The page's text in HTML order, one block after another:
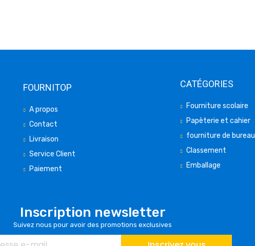
FOURNITOP
A propos
Contact
Livraison
Service Client
Paiement
CATÉGORIES
Fourniture scolaire
Papèterie et cahier
fourniture de bureau
Classement
Emballage
Inscription newsletter
Suivez nous pour avoir des promotions exclusives